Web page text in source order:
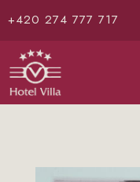
+420 274 777 717